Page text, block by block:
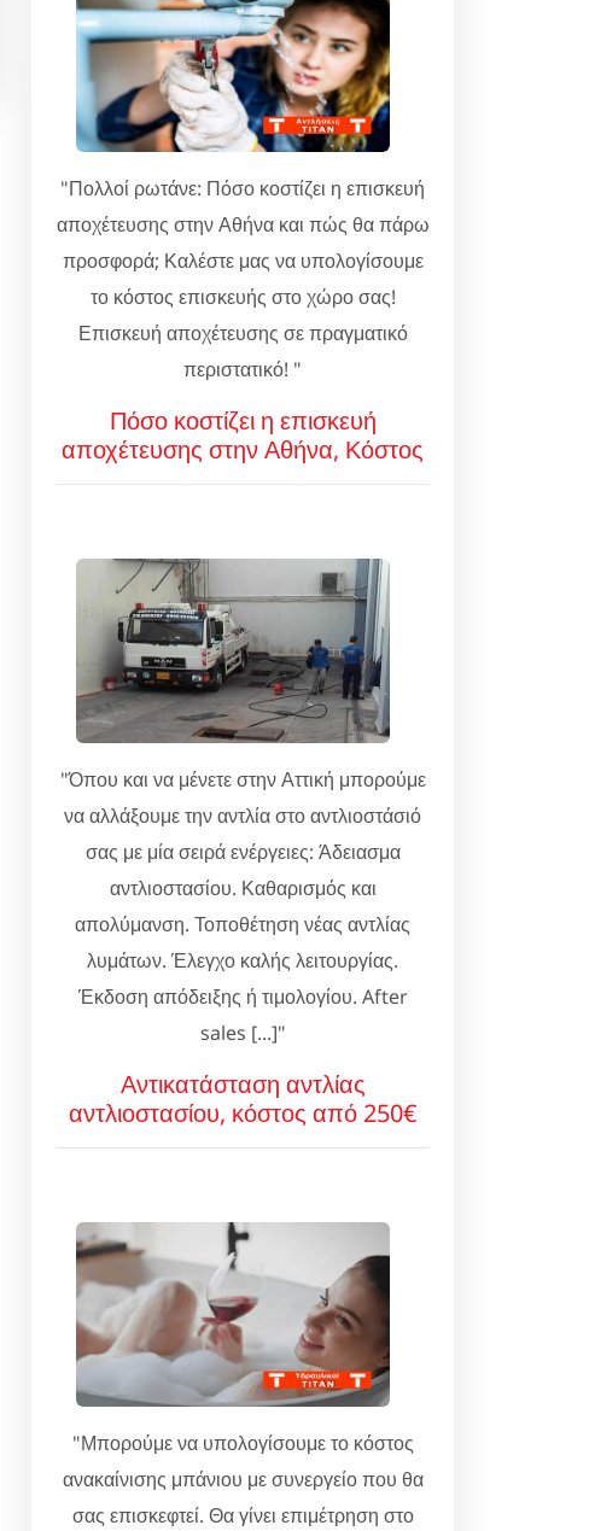
"Πολλοί ρωτάνε: Πόσο κοστίζει η επισκευή
αποχέτευσης στην Αθήνα και πώς θα πάρω
προσφορά; Καλέστε μας να υπολογίσουμε
το κόστος επισκευής στο χώρο σας!
Επισκευή αποχέτευσης σε πραγματικό
περιστατικό! "
Πόσο κοστίζει η επισκευή
αποχέτευσης στην Αθήνα, Κόστος
"Όπου και να μένετε στην Αττική μπορούμε
να αλλάξουμε την αντλία στο αντλιοστάσιό
σας με μία σειρά ενέργειες: Άδειασμα
αντλιοστασίου. Καθαρισμός και
απολύμανση. Τοποθέτηση νέας αντλίας
λυμάτων. Έλεγχο καλής λειτουργίας.
Έκδοση απόδειξης ή τιμολογίου. After
sales [...]"
Αντικατάσταση αντλίας
αντλιοστασίου, κόστος από 250€
"Μπορούμε να υπολογίσουμε το κόστος
ανακαίνισης μπάνιου με συνεργείο που θα
σας επισκεφτεί. Θα γίνει επιμέτρηση στο